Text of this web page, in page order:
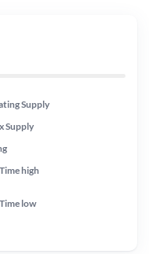
Supply
Supply
high
low